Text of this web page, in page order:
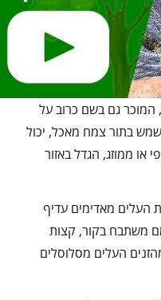
המוכר גם בשם כרוב על
בתור צמח מאכל, יכול
או ממוזג, הגדל באזור
העלים מאדימים עדיף
משתבח בקור, קצות
העלים מסלוסלים